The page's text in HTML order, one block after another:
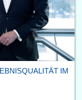
IM